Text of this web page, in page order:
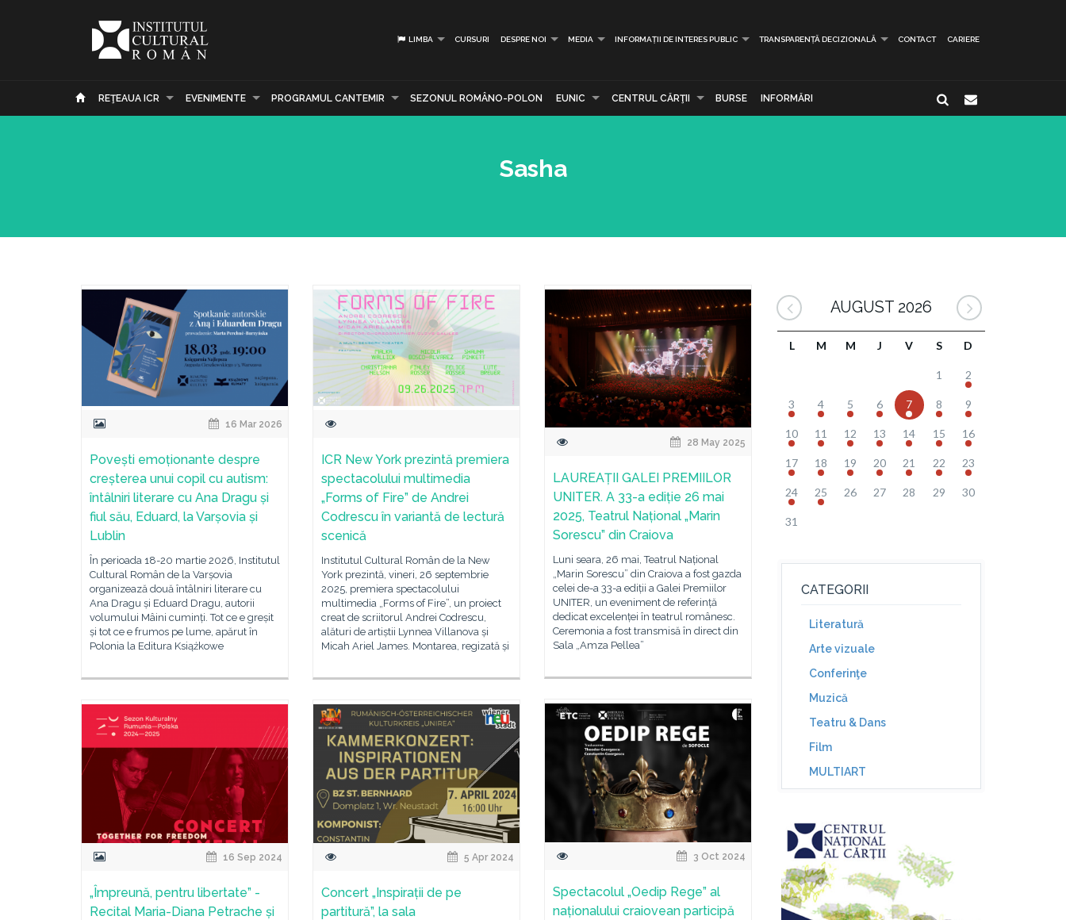
LIMBA CURSURI DESPRE NOI MEDIA INFORMAȚII DE INTERES PUBLIC TRANSPARENȚĂ DECIZIONALĂ CONTACT CARIERE
REŢEAUA ICR EVENIMENTE PROGRAMUL CANTEMIR SEZONUL ROMÂNO-POLON EUNIC CENTRUL CĂRŢII BURSE INFORMĂRI
Sasha
16 Mar 2026
Povești emoționante despre
creșterea unui copil cu autism:
întâlniri literare cu Ana Dragu și
fiul său, Eduard, la Varșovia și
Lublin
În perioada 18-20 martie 2026, Institutul
Cultural Român de la Varșovia
organizează două întâlniri literare cu
Ana Dragu și Eduard Dragu, autorii
volumului Mâini cuminți. Tot ce e greșit
și tot ce e frumos pe lume, apărut în
Polonia la Editura Książkowe
ICR New York prezintă premiera
spectacolului multimedia
„Forms of Fire” de Andrei
Codrescu în variantă de lectură
scenică
Institutul Cultural Român de la New
York prezintă, vineri, 26 septembrie
2025, premiera spectacolului
multimedia „Forms of Fire”, un proiect
creat de scriitorul Andrei Codrescu,
alături de artiștii Lynnea Villanova și
Micah Ariel James. Montarea, regizată și
28 May 2025
LAUREAȚII GALEI PREMIILOR
UNITER. A 33-a ediție 26 mai
2025, Teatrul Național „Marin
Sorescu” din Craiova
Luni seara, 26 mai, Teatrul Național
„Marin Sorescu” din Craiova a fost gazda
celei de-a 33-a ediții a Galei Premiilor
UNITER, un eveniment de referință
dedicat excelenței în teatrul românesc.
Ceremonia a fost transmisă în direct din
Sala „Amza Pellea”
3 Oct 2024
Spectacolul „Oedip Rege” al
naționalului craiovean participă
16 Sep 2024
„Împreună, pentru libertate” -
Recital Maria-Diana Petrache și
5 Apr 2024
Concert „Inspirații de pe
partitură”, la sala
AUGUST 2026
L M M J V S D
1 2
3 4 5 6 7 8 9
10 11 12 13 14 15 16
17 18 19 20 21 22 23
24 25 26 27 28 29 30
31
CATEGORII
Literatură
Arte vizuale
Conferinţe
Muzică
Teatru & Dans
Film
MULTIART